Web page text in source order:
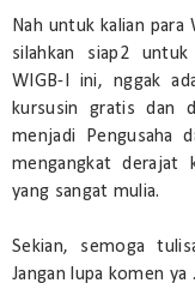
Nah untuk kalian para
silahkan siap2
WIGB-I ini, nggak
kursusin gratis dan
menjadi Pengusaha
mengangkat derajat
yang sangat mulia.
Sekian, semoga
Jangan lupa komen ya